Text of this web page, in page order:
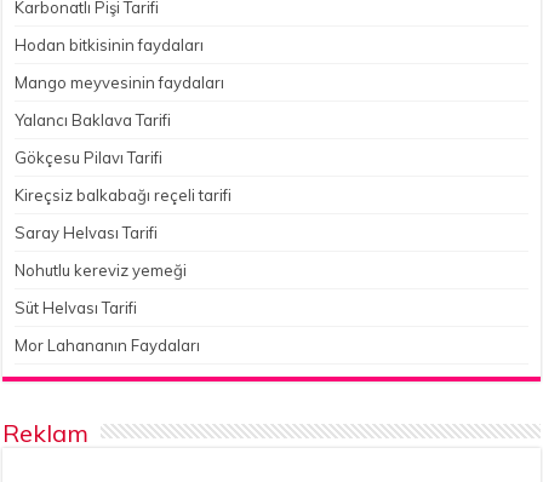
Karbonatlı Pişi Tarifi
Hodan bitkisinin faydaları
Mango meyvesinin faydaları
Yalancı Baklava Tarifi
Gökçesu Pilavı Tarifi
Kireçsiz balkabağı reçeli tarifi
Saray Helvası Tarifi
Nohutlu kereviz yemeği
Süt Helvası Tarifi
Mor Lahananın Faydaları
Reklam